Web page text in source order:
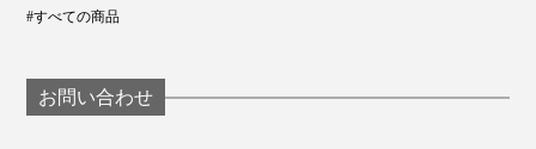
#すべての商品
お問い合わせ